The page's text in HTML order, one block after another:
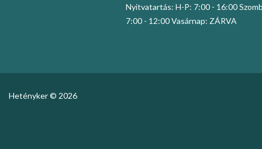
Nyitvatartás: H-P: 7:00 - 16:00
7:00 - 12:00 Vasárnap: ZÁRVA
Hetényker © 2026